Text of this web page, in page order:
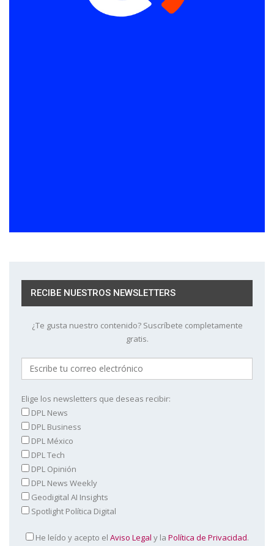
RECIBE NUESTROS NEWSLETTERS
¿Te gusta nuestro contenido? Suscríbete completamente
gratis.
Elige los newsletters que deseas recibir:
DPL News
DPL Business
DPL México
DPL Tech
DPL Opinión
DPL News Weekly
Geodigital AI Insights
Spotlight Política Digital
He leído y acepto el Aviso Legal y la Política de Privacidad.